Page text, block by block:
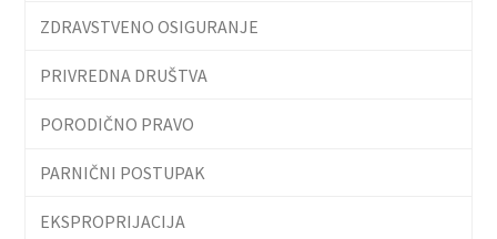
ZDRAVSTVENO OSIGURANJE
PRIVREDNA DRUŠTVA
PORODIČNO PRAVO
PARNIČNI POSTUPAK
EKSPROPRIJACIJA